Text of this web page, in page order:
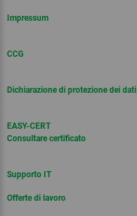
Impressum
CCG
Dichiarazione di protezione dei dati
EASY-CERT
Consultare certificato
Supporto IT
Offerte di lavoro